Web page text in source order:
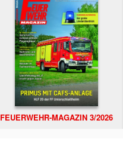
FEUERWEHR-MAGAZIN 3/2026